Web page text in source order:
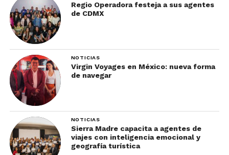
Regio Operadora festeja a sus agentes
de CDMX
NOTICIAS
Virgin Voyages en México: nueva forma
de navegar
NOTICIAS
Sierra Madre capacita a agentes de
viajes con inteligencia emocional y
geografía turística